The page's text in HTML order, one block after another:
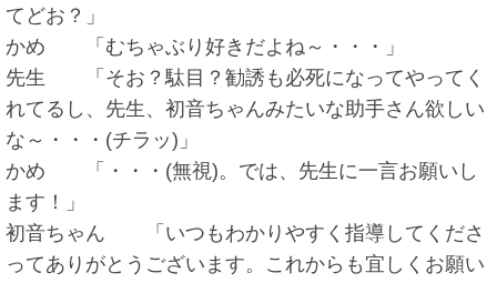
てどお？」
かめ 「むちゃぶり好きだよね～・・・」
先生 「そお？駄目？勧誘も必死になってやってく
れてるし、先生、初音ちゃんみたいな助手さん欲しい
な～・・・(チラッ)」
かめ 「・・・(無視)。では、先生に一言お願いし
ます！」
初音ちゃん 「いつもわかりやすく指導してくださ
ってありがとうございます。これからも宜しくお願い